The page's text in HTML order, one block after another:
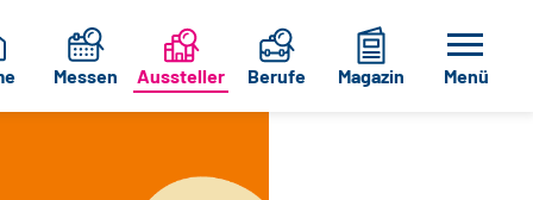
Messen Aussteller Berufe Magazin Menü